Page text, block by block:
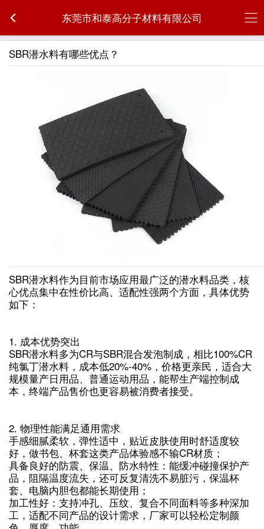
东莞市和泰高分子材料有限公司
SBR潜水料有哪些优点？
SBR潜水料作为目前市场应用最广泛的潜水料品类，核
心优点集中在‌性价比高、适配性强‌两个方面，具体优势
如下：
1. 成本优势突出
SBR潜水料多为CR与SBR混合发泡制成，相比100%CR
纯氯丁潜水料，成本低20%-40%，价格更亲民，适合大
规模量产日用品、普通运动用品，能帮生产端控制成
本，终端产品售价也更容易被消费者接受。
2. 物理性能满足通用需求
手感细腻柔软，弹性适中，贴近皮肤使用时舒适度较
好，做书包、杯套这类产品体验感不输CR材质；
具备良好的防震、保温、防水特性：能缓冲碰撞保护产
品，阻隔温度流失，还可反复清洗不易脏污，保温杯
套、电脑内胆包都能长期使用；
加工性好：支持冲孔、压纹、复合不同面料等多种深加
工，适配不同产品的设计需求，厂家可以轻松定制颜